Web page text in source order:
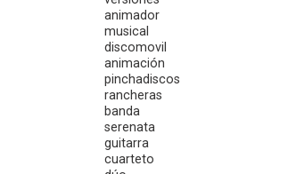
animador
musical
discomovil
animación
pinchadiscos
rancheras
banda
serenata
guitarra
cuarteto